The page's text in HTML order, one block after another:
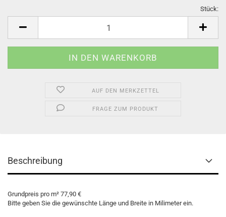
Stück:
AUF DEN MERKZETTEL
FRAGE ZUM PRODUKT
Beschreibung
Grundpreis pro m² 77,90 €
Bitte geben Sie die gewünschte Länge und Breite in Milimeter ein.